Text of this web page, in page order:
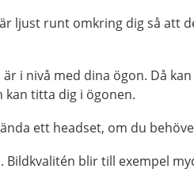
ljust runt omkring dig så att
i nivå med dina ögon. Då
kan titta dig i ögonen.
ett headset, om du
Bildkvalitén blir till exempel